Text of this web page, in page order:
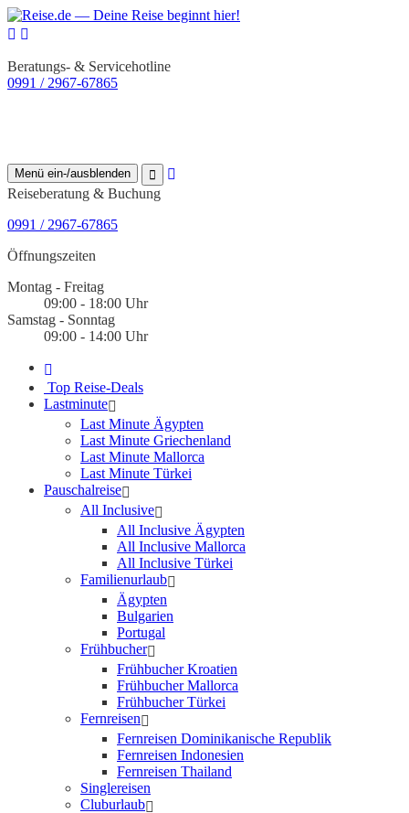
Beratungs- & Servicehotline
0991 / 2967-67865
Menü ein-/ausblenden
Reiseberatung & Buchung
0991 / 2967-67865
Öffnungszeiten
Montag - Freitag
09:00 - 18:00 Uhr
Samstag - Sonntag
09:00 - 14:00 Uhr
Top Reise-Deals
Lastminute
Last Minute Ägypten
Last Minute Griechenland
Last Minute Mallorca
Last Minute Türkei
Pauschalreise
All Inclusive
All Inclusive Ägypten
All Inclusive Mallorca
All Inclusive Türkei
Familienurlaub
Ägypten
Bulgarien
Portugal
Frühbucher
Frühbucher Kroatien
Frühbucher Mallorca
Frühbucher Türkei
Fernreisen
Fernreisen Dominikanische Republik
Fernreisen Indonesien
Fernreisen Thailand
Singlereisen
Cluburlaub